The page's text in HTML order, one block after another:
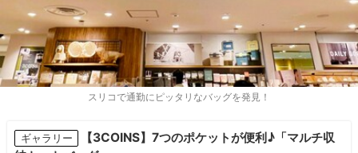
スリコで通勤にピッタリなバッグを発見！
ギャラリー
【3COINS】7つのポケットが便利♪「マルチ収